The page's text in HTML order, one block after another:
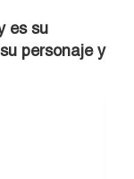
es su
personaje y